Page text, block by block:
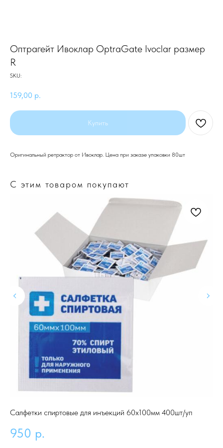
Оптрагейт Ивоклар OptraGate Ivoclar размер
R
SKU:
159,00 р.
Купить
Оригинальный ретрактор от Ивоклар. Цена при заказе упаковки 80шт
С этим товаром покупают
Салфетки спиртовые для инъекций 60х100мм 400шт/уп
950 р.